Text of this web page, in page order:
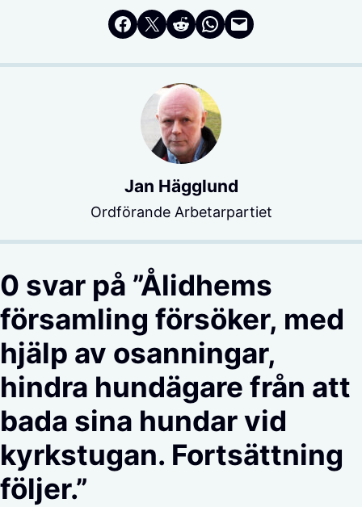
Dela på Facebook
Dela på Twitter
Dela på RedditDela i WhatsApp
Maila en länk
Jan Hägglund
Ordförande Arbetarpartiet
0 svar på ”Ålidhems
församling försöker, med
hjälp av osanningar,
hindra hundägare från att
bada sina hundar vid
kyrkstugan. Fortsättning
följer.”